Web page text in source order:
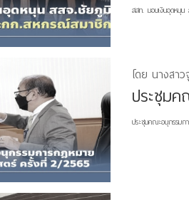
สสท. มอบเงินอุดหนุ
โดย นางส
ประชุม
ประชุมคณะอนุกรรม